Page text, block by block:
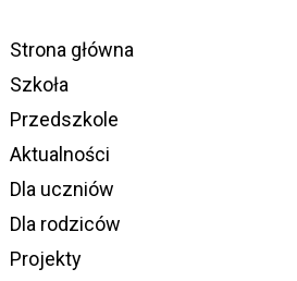
Strona główna
Szkoła
Przedszkole
Aktualności
Dla uczniów
Dla rodziców
Projekty